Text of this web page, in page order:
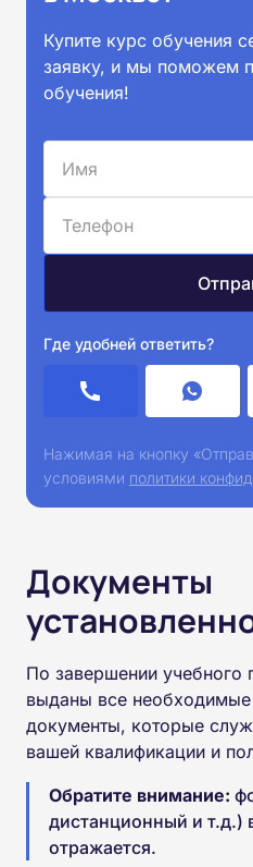
Купите курс обучения
заявку, и мы поможем
обучения!
Где удобней ответить?
Нажимая на кнопку
условиями политики
Документы
По завершении учебного
выданы все
документы, которые
вашей квалификации и
Обратите внимание:
дистанционный и т.д.)
отражается.